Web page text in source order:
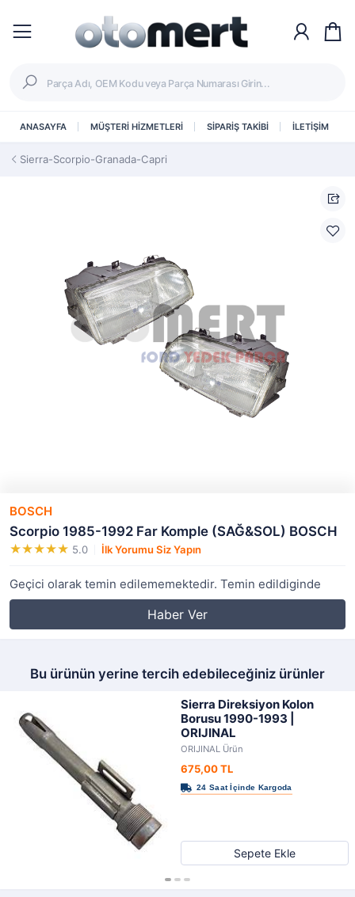
ANASAYFA MÜŞTERİ HİZMETLERİ SİPARİŞ TAKİBİ İLETİŞİM
Sierra-Scorpio-Granada-Capri
BOSCH
Scorpio 1985-1992 Far Komple (SAĞ&SOL) BOSCH
5.0 İlk Yorumu Siz Yapın
Geçici olarak temin edilememektedir. Temin edildiginde
Haber Ver
Bu ürünün yerine tercih edebileceğiniz ürünler
Sierra Direksiyon Kolon
Borusu 1990-1993 |
ORIJINAL
ORIJINAL Ürün
675,00 TL
Sepete Ekle